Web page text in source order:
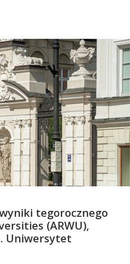
tegorocznego
(ARWU),
Uniwersytet